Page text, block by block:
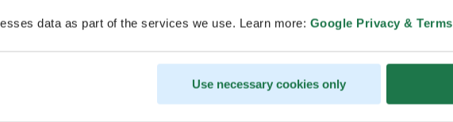
data as part of the services we use. Learn more: Google Privacy & Terms
Use necessary cookies only